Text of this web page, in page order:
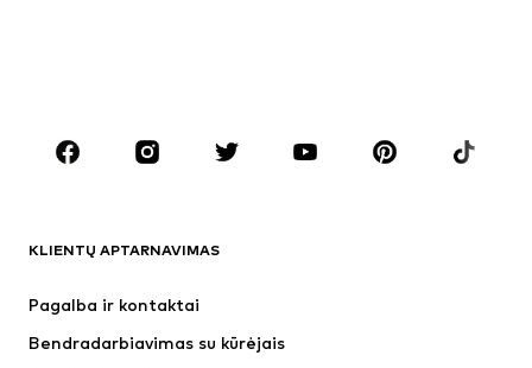
Aksesuarai
Premium
Naujienos
Marškinėliai ir palaidinės
Striukės
Megztiniai ir megzti drabužiai
KLIENTŲ APTARNAVIMAS
Pagalba ir kontaktai
Bendradarbiavimas su kūrėjais